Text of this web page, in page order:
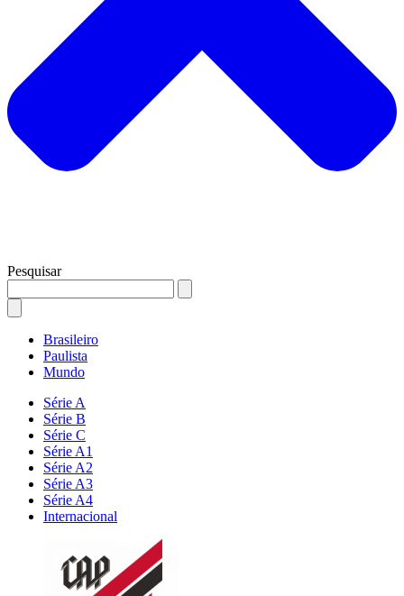
Pesquisar
Brasileiro
Paulista
Mundo
Série A
Série B
Série C
Série A1
Série A2
Série A3
Série A4
Internacional